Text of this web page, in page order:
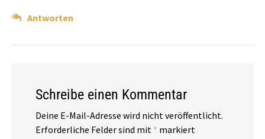
Antworten
Schreibe einen Kommentar
Deine E-Mail-Adresse wird nicht veröffentlicht.
Erforderliche Felder sind mit * markiert